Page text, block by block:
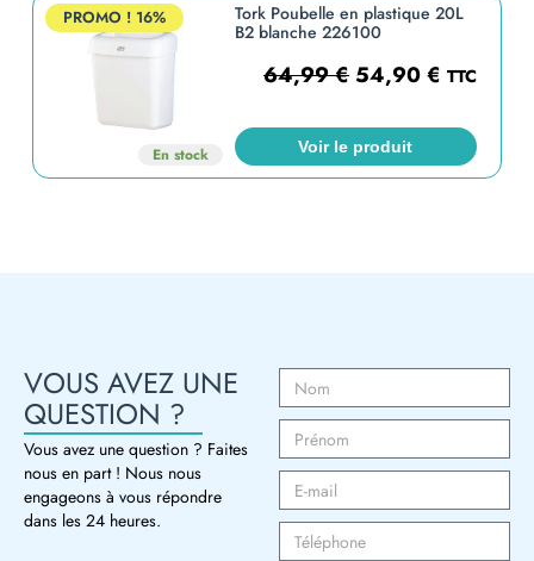
PROMO ! 16%
En stock
Tork Poubelle en plastique 20L
B2 blanche 226100
64,99€ 54,90€ TTC
Voir le produit
VOUS AVEZ UNE
QUESTION ?
Vous avez une question ? Faites
nous en part ! Nous nous
engageons à vous répondre
dans les 24 heures.